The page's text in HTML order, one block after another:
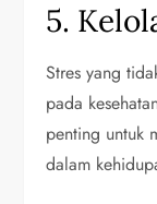
5.
Stres yang
pada
penting untuk
dalam